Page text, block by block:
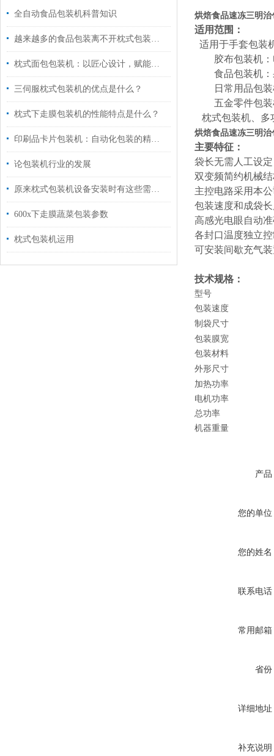
全自动食品包装机科普知识
越来越多的食品包装离不开枕式包装机械的快速发展
枕式面包包装机：以匠心设计，赋能面包产业高效进阶
三伺服枕式包装机的优点是什么？
枕式下走膜包装机的性能特点是什么？
印刷品卡片包装机：自动化包装的精密解决方案
论包装机行业的发展
原来枕式包装机设备安装时有这些需要注意的问题
600x下走膜蔬菜包装参数
枕式包装机运用
烘焙食品速冻三明
适用范围：
适用于手套包装
胶布包装机：
食品包装机：
日常用品包装
五金零件包
枕式包装机、多
烘焙食品速冻三明
主要特征：
袋长无需人工设
双变频简约机械
主控电路采用本
包装速度和成袋
高感光电眼自动
各封口温度独立
可安装间歇充气
技术规格：
型号
包装速度
制袋尺寸
包装膜宽
包装材料
外形尺寸
加热功率
电机功率
总功率
机器重量
产品
您的单位
您的姓名
联系电话
常用邮箱
省份
详细地址
补充说明